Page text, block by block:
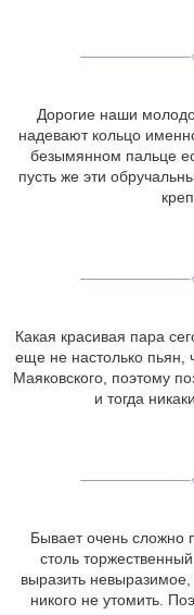
Дорогие наши
надевают кольцо
безымянном пальце
пусть же эти
Какая красивая пара
еще не настолько пьян,
Маяковского, поэтому
и тогда
Бывает очень сложно
столь
выразить
никого не утомить.